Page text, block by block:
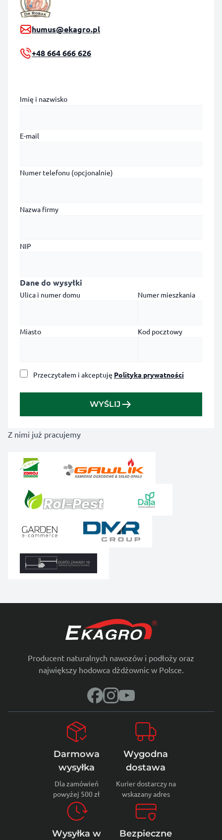
humus@ekagro.pl
+48 664 666 626
Imię i nazwisko
E-mail
Numer telefonu (opcjonalnie)
Nazwa firmy
NIP
Dane do wysyłki
Ulica i numer domu Numer mieszkania
Miasto Kod pocztowy
Przeczytałem i akceptuję Polityka prywatności
WYŚLIJ
Z nimi już pracujemy
Producent naturalnych nawozów i podłoży oraz
największy hodowca dżdżownic w Polsce.
Darmowa
wysyłka
Dla zamówień
powyżej 500 zł
Wygodna
dostawa
Kurier dostarczy na
wskazany adres
Wysyłka w
Bezpieczne